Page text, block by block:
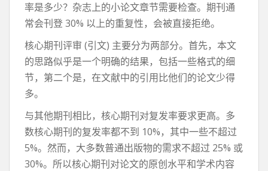
率是多少？杂志上的小论文章节需要检查。期刊通
常会刊登 30% 以上的重复性，会被直接拒绝。
核心期刊评审 (引文) 主要分为两部分。首先，本文
的思路似乎是一个明确的结果，包括一些格式的细
节，第二个是，在文献中的引用比他们的论文少得
多。
与其他期刊相比，核心期刊对复发率要求更高。多
数核心期刊的复发率都不到 10%，其中一些不超过
5%。然而，大多数普通出版物的需求不超过 25% 或
30%。所以核心期刊对论文的原创水平和学术内容